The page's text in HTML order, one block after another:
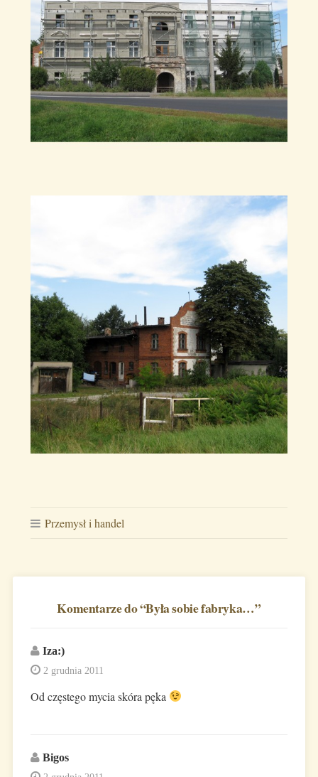
Przemysł i handel
Komentarze do “Była sobie fabryka…”
Iza:)
2 grudnia 2011
Od częstego mycia skóra pęka
Bigos